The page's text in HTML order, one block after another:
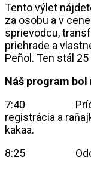
Tento výlet
za osobu a v
sprievodcu,
priehrade a
Peñol. Ten stál
Náš program bol
7:40 Príchod
registrácia a
kakaa.
8:25